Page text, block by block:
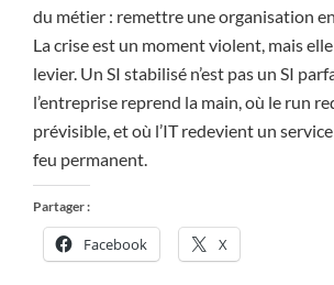
du métier : remettre une organisation en
La crise est un moment violent, mais
levier. Un SI stabilisé n’est pas un SI
l’entreprise reprend la main, où le run
prévisible, et où l’IT redevient un
feu permanent.
Partager :
Facebook X